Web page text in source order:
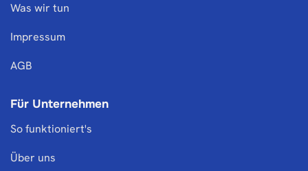
Was wir tun
Impressum
AGB
Für Unternehmen
So funktioniert's
Über uns